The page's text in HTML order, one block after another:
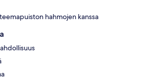
hahmojen kanssa